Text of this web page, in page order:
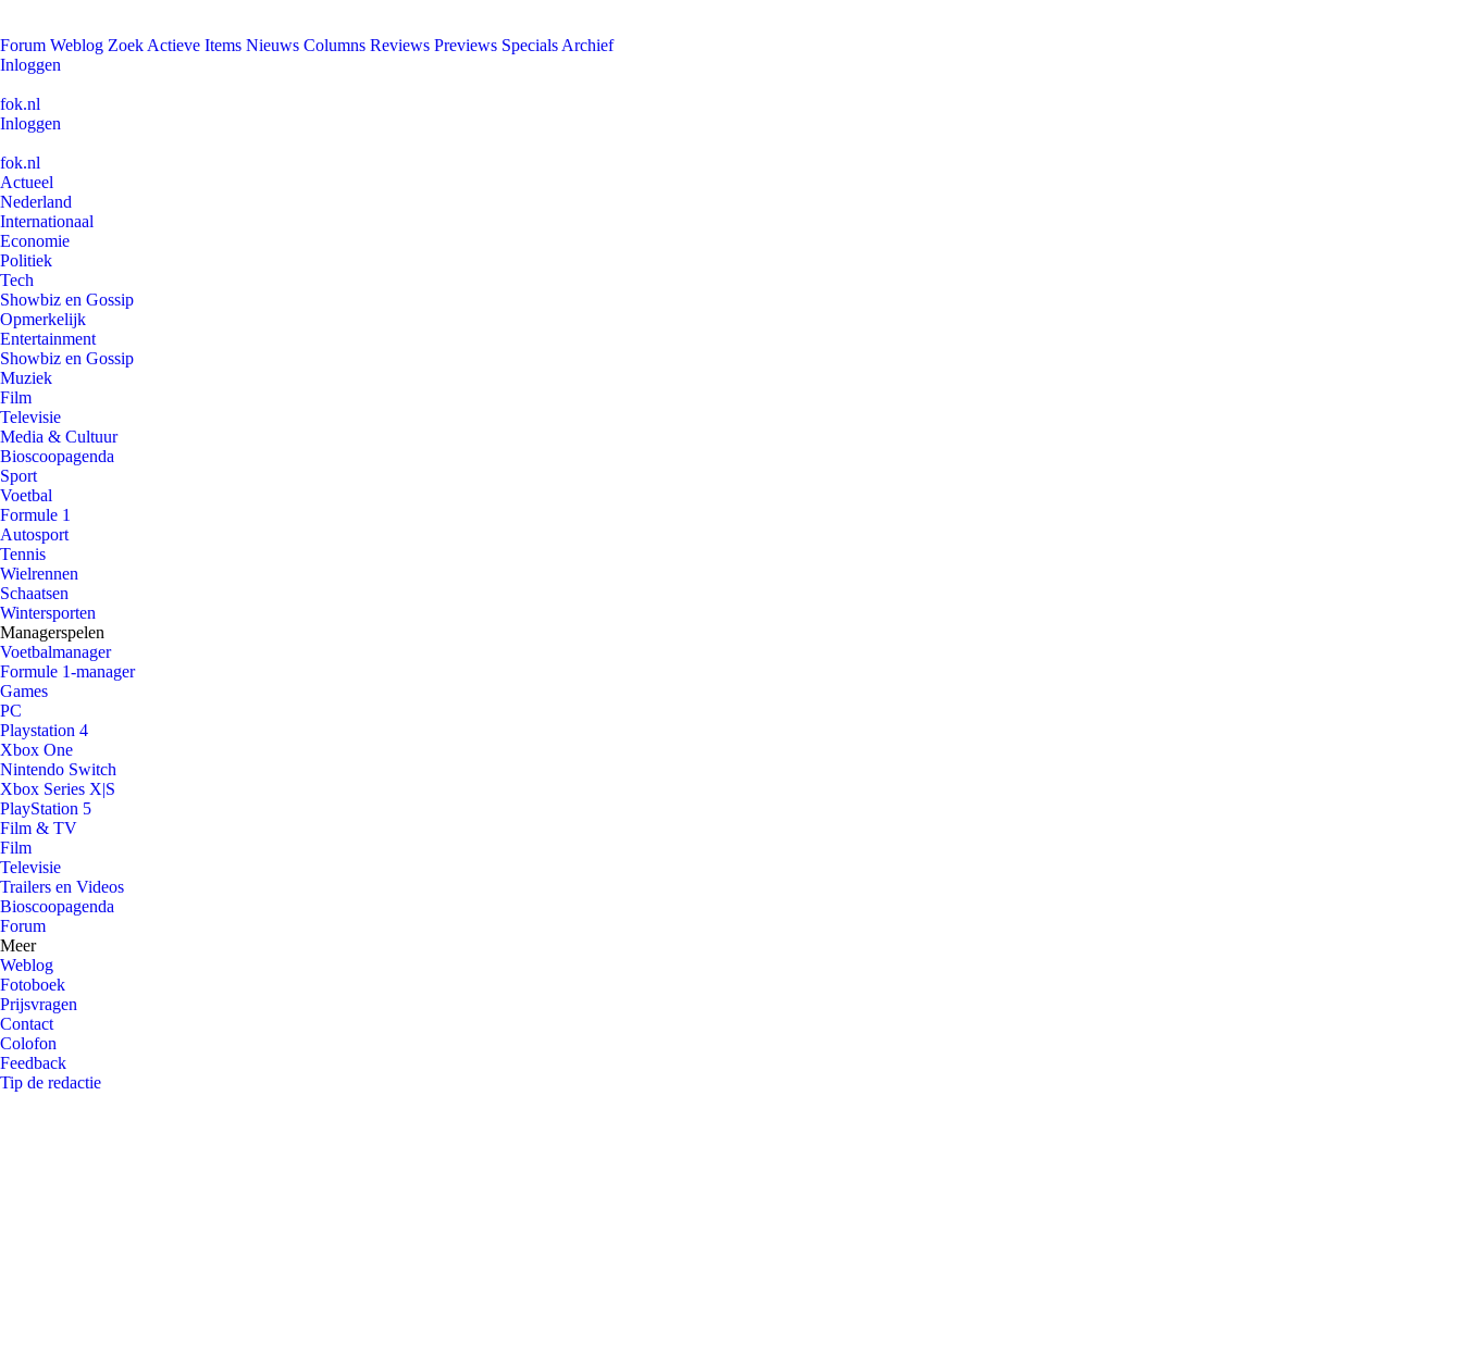
Forum Weblog Zoek Actieve Items Nieuws Columns Reviews Previews Specials Archief
Inloggen
fok.nl
Inloggen
fok.nl
Actueel
Nederland
Internationaal
Economie
Politiek
Tech
Showbiz en Gossip
Opmerkelijk
Entertainment
Showbiz en Gossip
Muziek
Film
Televisie
Media & Cultuur
Bioscoopagenda
Sport
Voetbal
Formule 1
Autosport
Tennis
Wielrennen
Schaatsen
Wintersporten
Managerspelen
Voetbalmanager
Formule 1-manager
Games
PC
Playstation 4
Xbox One
Nintendo Switch
Xbox Series X|S
PlayStation 5
Film & TV
Film
Televisie
Trailers en Videos
Bioscoopagenda
Forum
Meer
Weblog
Fotoboek
Prijsvragen
Contact
Colofon
Feedback
Tip de redactie